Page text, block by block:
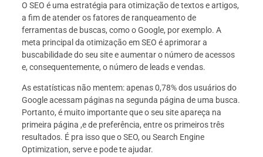
O SEO é uma estratégia para otimização de textos e artigos,
a fim de atender os fatores de ranqueamento de
ferramentas de buscas, como o Google, por exemplo. A
meta principal da otimização em SEO é aprimorar a
buscabilidade do seu site e aumentar o número de acessos
e, consequentemente, o número de leads e vendas.
As estatísticas não mentem: apenas 0,78% dos usuários do
Google acessam páginas na segunda página de uma busca.
Portanto, é muito importante que o seu site apareça na
primeira página ,e de preferência, entre os primeiros três
resultados. É pra isso que o SEO, ou Search Engine
Optimization, serve e pode te ajudar.